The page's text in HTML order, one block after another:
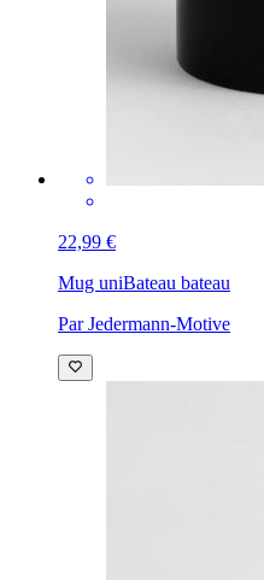
22,99 €
Mug uniBateau bateau
Par Jedermann-Motive